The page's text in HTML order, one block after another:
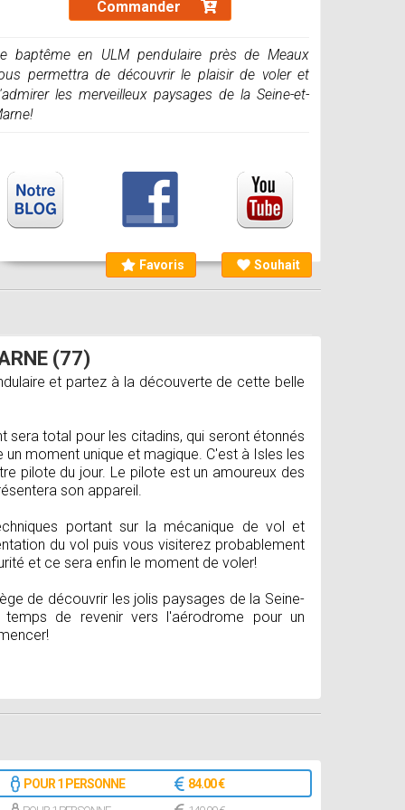
Commander
baptême en ULM pendulaire près de Meaux
permettra de découvrir le plaisir de voler et
les merveilleux paysages de la Seine-et-
Favoris Souhait
(77)
et partez à la découverte de cette belle
sera total pour les citadins, qui seront étonnés
moment unique et magique. C'est à Isles les
pilote du jour. Le pilote est un amoureux des
son appareil.
portant sur la mécanique de vol et
du vol puis vous visiterez probablement
et ce sera enfin le moment de voler!
de découvrir les jolis paysages de la Seine-
de revenir vers l'aérodrome pour un
POUR 1 PERSONNE 84.00 €